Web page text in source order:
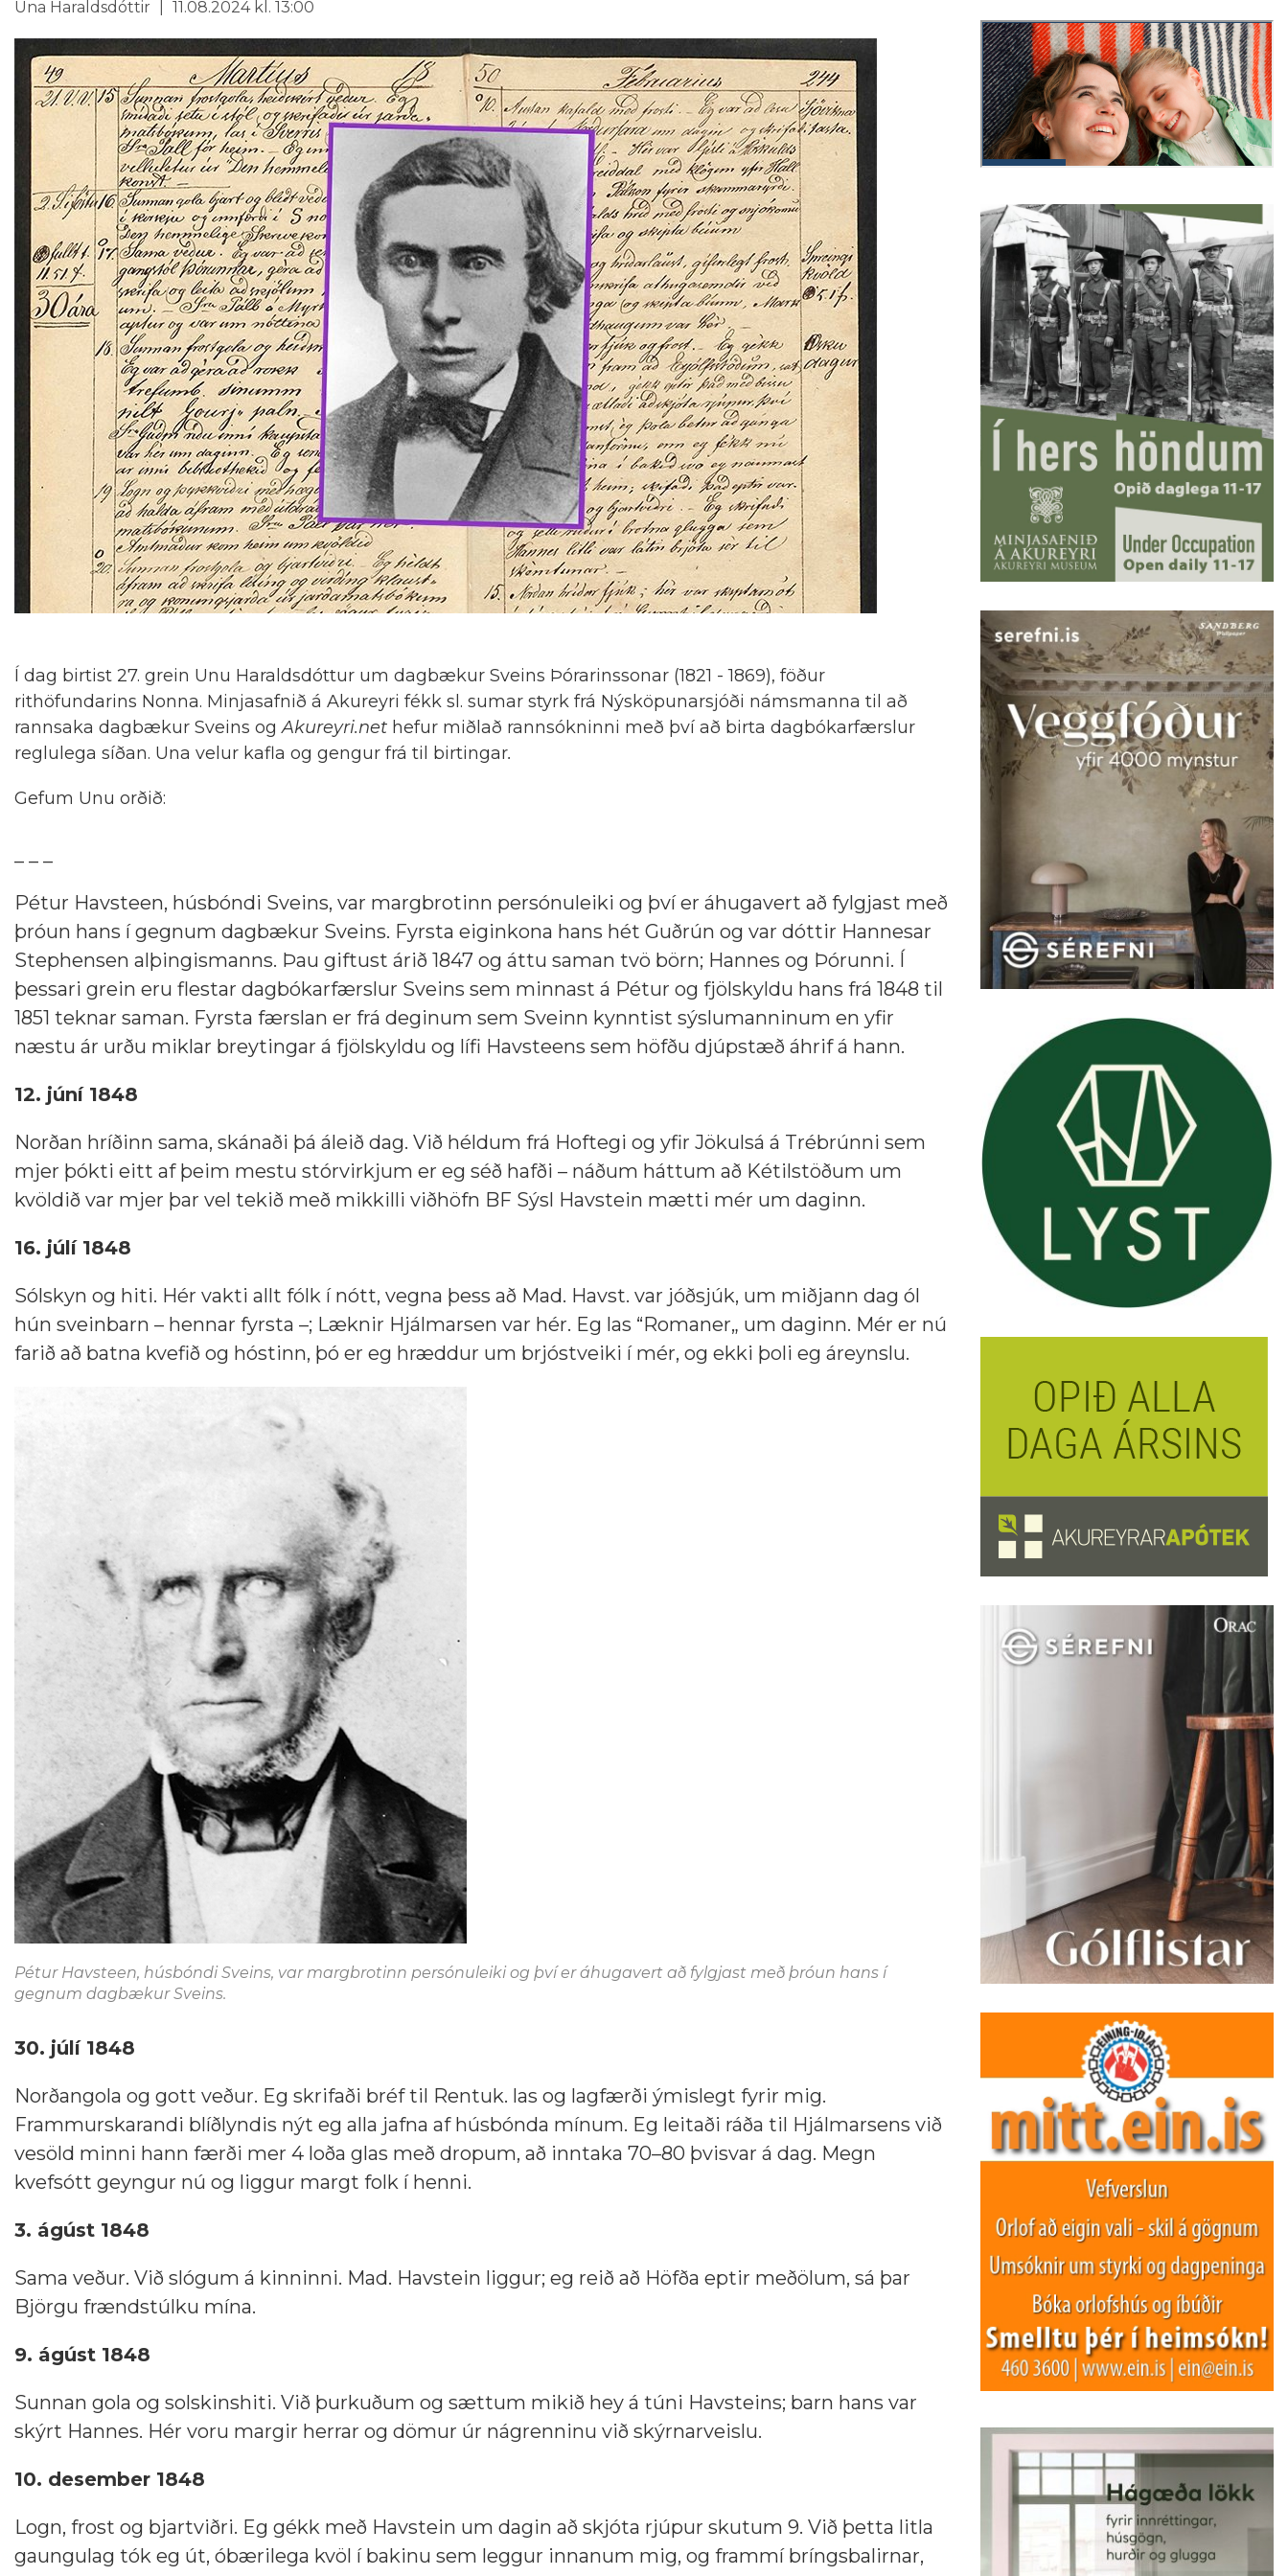
Una Haraldsdóttir 11.08.2024 kl. 13:00
Í dag birtist 27. grein Unu Haraldsdóttur um dagbækur Sveins Þórarinssonar (1821 - 1869), föður
rithöfundarins Nonna. Minjasafnið á Akureyri fékk sl. sumar styrk frá Nýsköpunarsjóði námsmanna til að
rannsaka dagbækur Sveins ogAkureyri.net hefur miðlað rannsókninni með því að birta dagbókarfærslur
reglulega síðan. Una velur kafla og gengur frá til birtingar.
Gefum Unu orðið:
Pétur Havsteen, húsbóndi Sveins, var margbrotinn persónuleiki og því er áhugavert að fylgjast með
þróun hans í gegnum dagbækur Sveins. Fyrsta eiginkona hans hét Guðrún og var dóttir Hannesar
Stephensen alþingismanns. Þau giftust árið 1847 og áttu saman tvö börn; Hannes og Þórunni. Í
þessari grein eru flestar dagbókarfærslur Sveins sem minnast á Pétur og fjölskyldu hans frá 1848 til
1851 teknar saman. Fyrsta færslan er frá deginum sem Sveinn kynntist sýslumanninum en yfir
næstu ár urðu miklar breytingar á fjölskyldu og lífi Havsteens sem höfðu djúpstæð áhrif á hann.
12. júní 1848
Norðan hríðinn sama, skánaði þá áleið dag. Við héldum frá Hoftegi og yfir Jökulsá á Trébrúnni sem
mjer þókti eitt af þeim mestu stórvirkjum er eg séð hafði – náðum háttum að Kétilstöðum um
kvöldið var mjer þar vel tekið með mikkilli viðhöfn BF Sýsl Havstein mætti mér um daginn.
16. júlí 1848
Sólskyn og hiti. Hér vakti allt fólk í nótt, vegna þess að Mad. Havst. var jóðsjúk, um miðjann dag ól
hún sveinbarn – hennar fyrsta –; Læknir Hjálmarsen var hér. Eg las “Romaner„ um daginn. Mér er nú
farið að batna kvefið og hóstinn, þó er eg hræddur um brjóstveiki í mér, og ekki þoli eg áreynslu.
Pétur Havsteen, húsbóndi Sveins, var margbrotinn persónuleiki og því er áhugavert að fylgjast með þróun hans í
gegnum dagbækur Sveins.
30. júlí 1848
Norðangola og gott veður. Eg skrifaði bréf til Rentuk. las og lagfærði ýmislegt fyrir mig.
Frammurskarandi blíðlyndis nýt eg alla jafna af húsbónda mínum. Eg leitaði ráða til Hjálmarsens við
vesöld minni hann færði mer 4 loða glas með dropum, að inntaka 70–80 þvisvar á dag. Megn
kvefsótt geyngur nú og liggur margt folk í henni.
3. ágúst 1848
Sama veður. Við slógum á kinninni. Mad. Havstein liggur; eg reið að Höfða eptir meðölum, sá þar
Björgu frændstúlku mína.
9. ágúst 1848
Sunnan gola og solskinshiti. Við þurkuðum og sættum mikið hey á túni Havsteins; barn hans var
skýrt Hannes. Hér voru margir herrar og dömur úr nágrenninu við skýrnarveislu.
10. desember 1848
Logn, frost og bjartviðri. Eg gékk með Havstein um dagin að skjóta rjúpur skutum 9. Við þetta litla
gaungulag tók eg út, óbærilega kvöl í bakinu sem leggur innanum mig, og frammí bríngsbalirnar,